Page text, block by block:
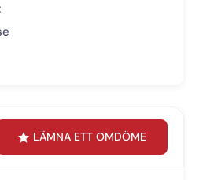
LÄMNA ETT OMDÖME